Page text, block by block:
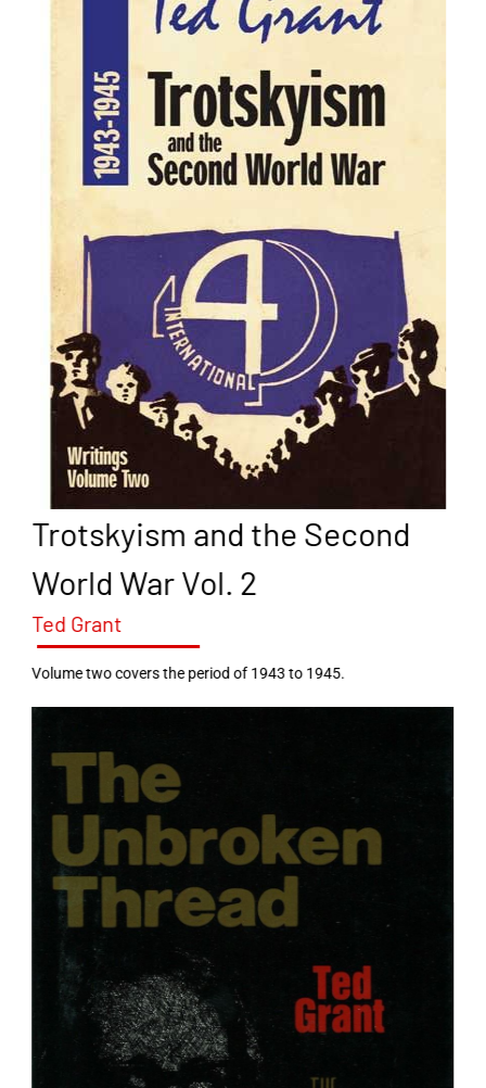
Trotskyism and the Second
World War Vol. 2
Ted Grant
Volume two covers the period of 1943 to 1945.